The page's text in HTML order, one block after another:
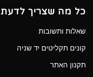
כל מה שצריך לדעת
שאלות ותשובות
קונים תקליטים יד שניה
תקנון האתר